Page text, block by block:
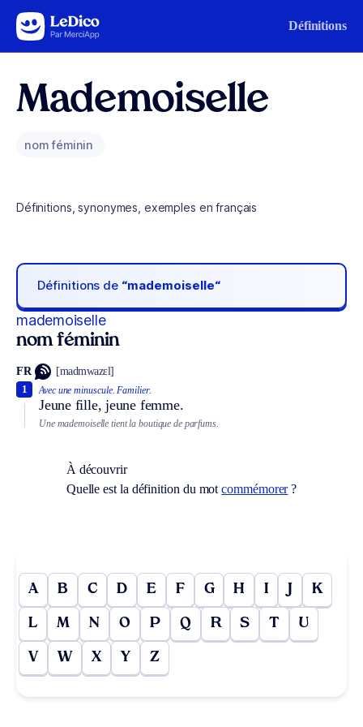
Aller au contenu Définitions
Mademoiselle
nom féminin
Définitions, synonymes, exemples en français
Définitions de “mademoiselle“
mademoiselle
nom féminin
FR [madmwazɛl]
Avec une minuscule. Familier.
Jeune fille, jeune femme.
1
Une mademoiselle tient la boutique de parfums.
À découvrir
Quelle est la définition du motcommémorer?
A B C D E F G H I J K
L M N O P Q R S T U
V W X Y Z